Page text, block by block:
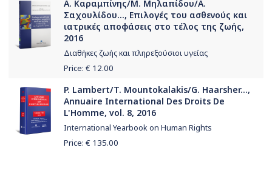
Α. Καραμπίνης/Μ. Μηλαπίδου/Α.
Σαχουλίδου..., Επιλογές του ασθενούς και
ιατρικές αποφάσεις στο τέλος της ζωής,
2016
Διαθήκες ζωής και πληρεξούσιοι υγείας
Price: € 12.00
P. Lambert/T. Mountokalakis/G. Haarsher...,
Annuaire International Des Droits De
L'Homme, vol. 8, 2016
International Yearbook on Human Rights
Price: € 135.00